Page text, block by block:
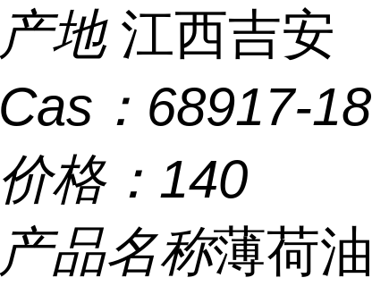
产地 江西吉安
Cas： 68917-
价格： 140
产品名称薄荷